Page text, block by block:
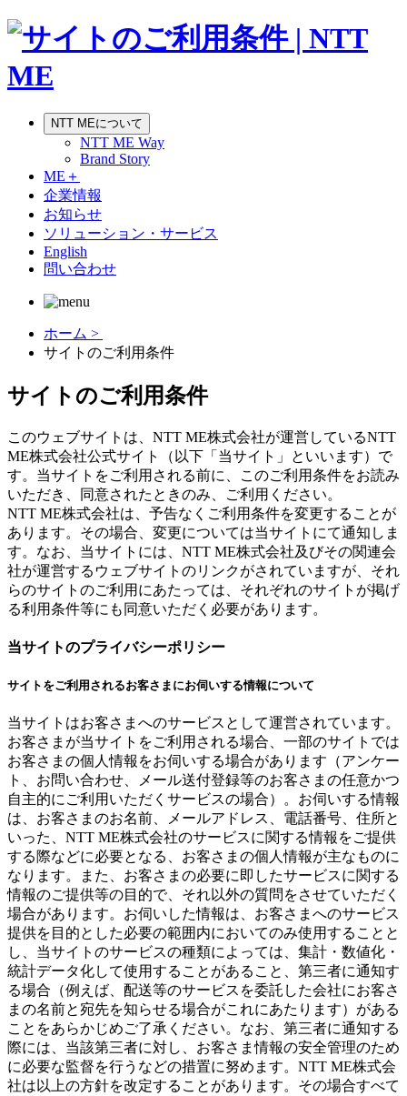
NTT MEについて
NTT ME Way
Brand Story
ME＋
企業情報
お知らせ
ソリューション・サービス
English
問い合わせ
ホーム >
サイトのご利用条件
サイトのご利用条件
このウェブサイトは、NTT ME株式会社が運営しているNTT
ME株式会社公式サイト（以下「当サイト」といいます）で
す。当サイトをご利用される前に、このご利用条件をお読み
いただき、同意されたときのみ、ご利用ください。
NTT ME株式会社は、予告なくご利用条件を変更することが
あります。その場合、変更については当サイトにて通知しま
す。なお、当サイトには、NTT ME株式会社及びその関連会
社が運営するウェブサイトのリンクがされていますが、それ
らのサイトのご利用にあたっては、それぞれのサイトが掲げ
る利用条件等にも同意いただく必要があります。
当サイトのプライバシーポリシー
サイトをご利用されるお客さまにお伺いする情報について
当サイトはお客さまへのサービスとして運営されています。
お客さまが当サイトをご利用される場合、一部のサイトでは
お客さまの個人情報をお伺いする場合があります（アンケー
ト、お問い合わせ、メール送付登録等のお客さまの任意かつ
自主的にご利用いただくサービスの場合）。お伺いする情報
は、お客さまのお名前、メールアドレス、電話番号、住所と
いった、NTT ME株式会社のサービスに関する情報をご提供
する際などに必要となる、お客さまの個人情報が主なものに
なります。また、お客さまの必要に即したサービスに関する
情報のご提供等の目的で、それ以外の質問をさせていただく
場合があります。お伺いした情報は、お客さまへのサービス
提供を目的とした必要の範囲内においてのみ使用することと
し、当サイトのサービスの種類によっては、集計・数値化・
統計データ化して使用することがあること、第三者に通知す
る場合（例えば、配送等のサービスを委託した会社にお客さ
まの名前と宛先を知らせる場合がこれにあたります）がある
ことをあらかじめご了承ください。なお、第三者に通知する
際には、当該第三者に対し、お客さま情報の安全管理のため
に必要な監督を行うなどの措置に努めます。NTT ME株式会
社は以上の方針を改定することがあります。その場合すべて